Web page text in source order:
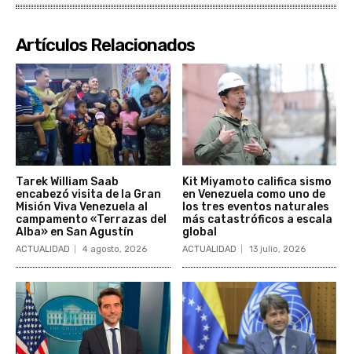
Artículos Relacionados
Tarek William Saab
encabezó visita de la Gran
Misión Viva Venezuela al
campamento «Terrazas del
Alba» en San Agustín
ACTUALIDAD 4 agosto, 2026
Kit Miyamoto califica sismo
en Venezuela como uno de
los tres eventos naturales
más catastróficos a escala
global
ACTUALIDAD 13 julio, 2026